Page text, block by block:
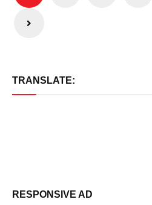
TRANSLATE:
RESPONSIVE AD